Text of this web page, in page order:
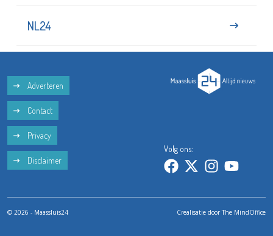
NL24
Adverteren
Contact
Privacy
Disclaimer
Volg ons:
© 2026 - Maassluis24 Crealisatie doorThe MindOffice